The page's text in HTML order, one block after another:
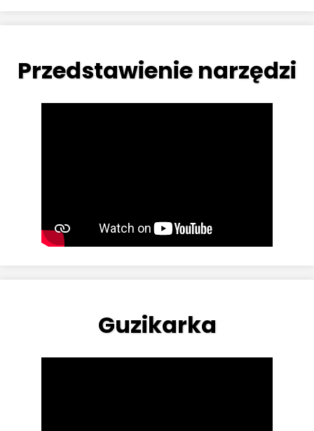
Przedstawienie narzędzi
Guzikarka